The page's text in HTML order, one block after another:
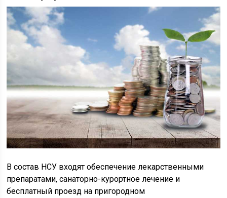
В состав НСУ входят обеспечение лекарственными
препаратами, санаторно-курортное лечение и
бесплатный проезд на пригородном